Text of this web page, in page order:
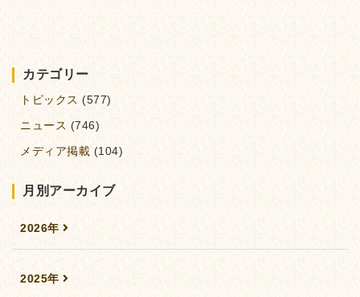
カテゴリー
トピックス (577)
ニュース (746)
メディア掲載 (104)
月別アーカイブ
2026年
2025年